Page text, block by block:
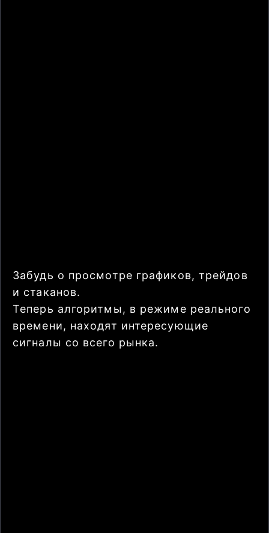
Забудь о просмотре графиков, трейдов
и стаканов.
Теперь алгоритмы, в режиме реального
времени, находят интересующие
сигналы со всего рынка.